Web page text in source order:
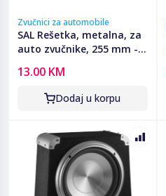
Zvučnici za automobile
SAL Rešetka, metalna, za
auto zvučnike, 255 mm -
13.00 KM
Dodaj u korpu